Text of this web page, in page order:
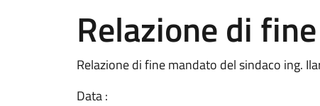
Relazione di
Relazione di fine mandato del sindaco ing.
Data :